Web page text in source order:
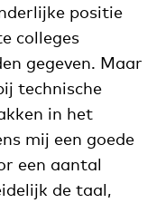
positie
colleges
gegeven. Maar
technische
in het
mij een goede
een aantal
de taal,